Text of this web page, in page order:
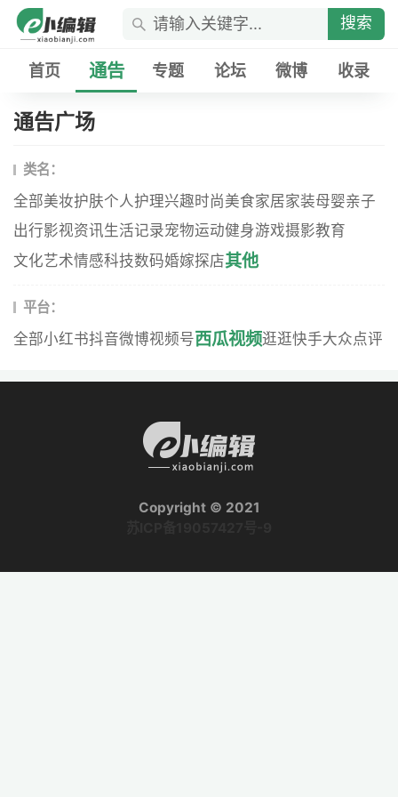
搜索
首页 通告 专题 论坛 微博 收录
通告广场
类名：
全部美妆护肤个人护理兴趣时尚美食家居家装母婴亲子
出行影视资讯生活记录宠物运动健身游戏摄影教育
文化艺术情感科技数码婚嫁探店其他
平台：
全部小红书抖音微博视频号西瓜视频逛逛快手大众点评
Copyright © 2021